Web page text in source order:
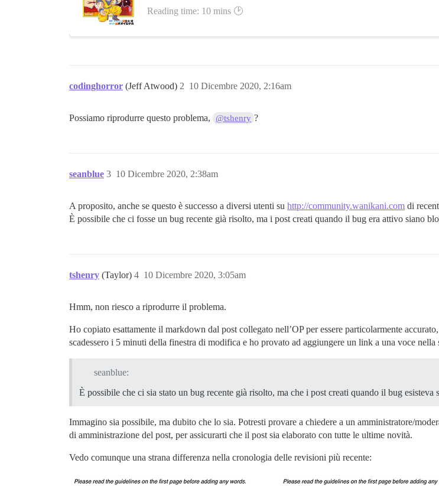
Reading time: 10 mins 🕑
codinghorror (Jeff Atwood) 10 Dicembre 2020, 2:16am
2
Possiamo riprodurre questo problema, @tshenry ?
seanblue 10 Dicembre 2020, 2:38am
3
A proposito, anche se questo è successo a diversi utenti su http://community.wanikani.com di
È possibile che ci fosse un bug recente già risolto, ma i post creati quando il bug era attivo siano
tshenry (Taylor) 10 Dicembre 2020, 3:05am
4
Hmm, non riesco a riprodurre il problema.
Ho copiato esattamente il markdown dal post collegato nell’OP per essere particolarmente
scadessero i 5 minuti della finestra di modifica e ho provato ad aggiungere un link a una voce nella
seanblue:
È possibile che ci sia stato un bug recente già risolto, ma che i post creati quando il bug esisteva
Immagino sia possibile, ma dubito che lo sia. Potresti provare a chiedere a un amministratore/
di amministrazione del post, per assicurarti che il post sia elaborato con tutte le ultime novità.
Vedo comunque una strana differenza nella cronologia delle revisioni più recente: